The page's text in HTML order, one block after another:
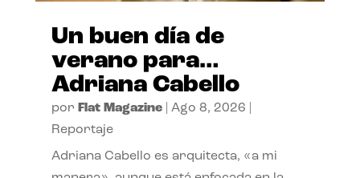
Un buen día de
verano para…
Adriana Cabello
por Flat Magazine| Ago 8, 2026
Reportaje
Adriana Cabello es arquitecta, «a mi